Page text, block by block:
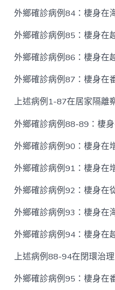
外鄉確診病例84：棲身在
外鄉確診病例85：棲身在
外鄉確診病例86：棲身在
外鄉確診病例87：棲身在
上述病例1-87在居家隔離
外鄉確診病例88-89：棲
外鄉確診病例90：棲身在
外鄉確診病例91：棲身在
外鄉確診病例92：棲身在
外鄉確診病例93：棲身在
外鄉確診病例94：棲身在
上述病例88-94在閉環治
外鄉確診病例95：棲身在